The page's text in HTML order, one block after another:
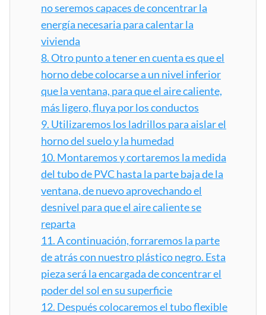
no seremos capaces de concentrar la
energía necesaria para calentar la
vivienda
8.Otro punto a tener en cuenta es que el
horno debe colocarse a un nivel inferior
que la ventana, para que el aire caliente,
más ligero, fluya por los conductos
9. Utilizaremos los ladrillos para aislar el
horno del suelo y la humedad
10. Montaremos y cortaremos la medida
del tubo de PVC hasta la parte baja de la
ventana, de nuevo aprovechando el
desnivel para que el aire caliente se
reparta
11.A continuación, forraremos la parte
de atrás con nuestro plástico negro. Esta
pieza será la encargada de concentrar el
poder del sol en su superficie
12. Después colocaremos el tubo flexible